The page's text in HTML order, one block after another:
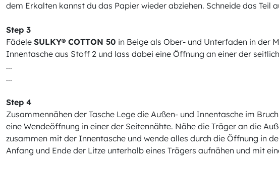
dem Erkalten kannst du das Papier wieder abziehen. Schneide das
Step 3
Fädele SULKY® COTTON 50 in Beige als Ober- und Unterfaden in der
Innentasche aus Stoff 2 und lass dabei eine Öffnung an einer der
...
...
Step 4
Zusammennähen der Tasche Lege die Außen- und Innentasche im
eine Wendeöffnung in einer der Seitennähte. Nähe die Träger an die
zusammen mit der Innentasche und wende alles durch die Öffnung in
Anfang und Ende der Litze unterhalb eines Trägers aufnähen und mit